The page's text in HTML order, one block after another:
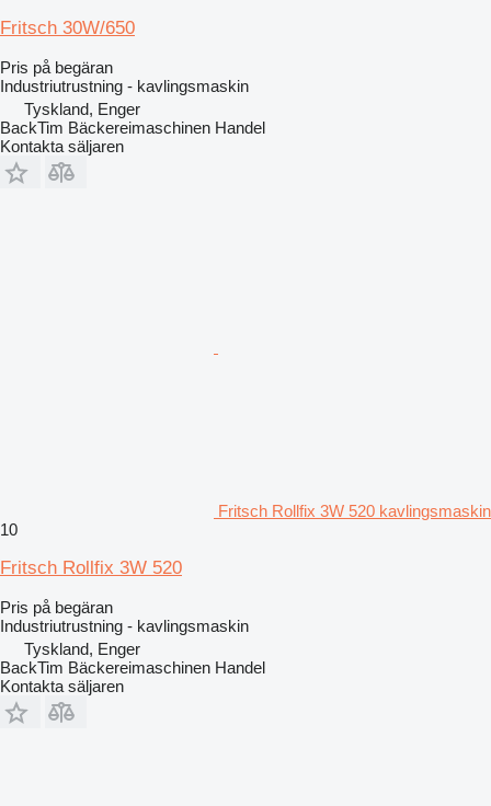
Fritsch 30W/650
Pris på begäran
Industriutrustning - kavlingsmaskin
Tyskland, Enger
BackTim Bäckereimaschinen Handel
Kontakta säljaren
Fritsch Rollfix 3W 520 kavlingsmaskin
10
Fritsch Rollfix 3W 520
Pris på begäran
Industriutrustning - kavlingsmaskin
Tyskland, Enger
BackTim Bäckereimaschinen Handel
Kontakta säljaren